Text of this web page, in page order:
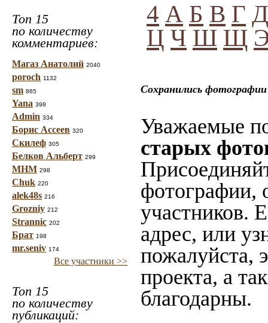
Топ 15
по количеству
комментариев:
Магаз Анатолий 2040
poroch 1132
sm 865
Yana 398
Admin 334
Борис Ассеев 320
Скилеф 305
Белков Альберт 299
МНМ 298
Chuk 220
alek48s 216
Grozniy 212
Strannic 202
Брат 198
mr.seniv 174
Все участники >>
Топ 15
по количеству
публикаций:
4 А Б В Г Д
Ц Ч Ш Щ
Сохранились
Уважаемые
старых
фотографии,
участников.
адрес, или
пожалуйста,
проекта, а
благодарны.